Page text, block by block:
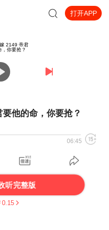
打开APP
他的命，你要抢？
06:45
听完整版
0.15